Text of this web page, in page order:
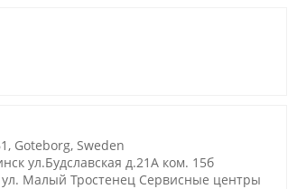
Goteborg, Sweden
ул.Будславская д.21А ком. 15б
Малый Тростенец Сервисные центры